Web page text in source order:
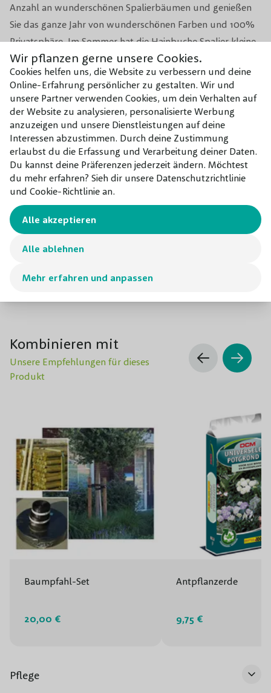
Wir pflanzen gerne unsere Cookies.
Cookies helfen uns, die Website zu verbessern und deine
Online-Erfahrung persönlicher zu gestalten. Wir und
unsere Partner verwenden Cookies, um dein Verhalten auf
der Website zu analysieren, personalisierte Werbung
anzuzeigen und unsere Dienstleistungen auf deine
Interessen abzustimmen. Durch deine Zustimmung
erlaubst du die Erfassung und Verarbeitung deiner Daten.
Du kannst deine Präferenzen jederzeit ändern. Möchtest
du mehr erfahren? Sieh dir unsere Datenschutzrichtlinie
und Cookie-Richtlinie an.
Mehr erfahren und anpassen
Alle ablehnen
Alle akzeptieren
Anzahl an wunderschönen Spalierbäumen und genießen
Sie das ganze Jahr von wunderschönen Farben und 100%
Privatsphäre. Im Sommer hat die Hainbuche Spalier kleine,
hellgrüne, faltige Blätter. Im Winter färbt sich das Blatt der
Hainbuche braun. Dieser Spalierbaum ist fast immergrün,
je älter der Baum umso besser behält er im Winter sein
Blatt. Wenn die neuen Blätter heranwachsen, werden die
alten Blätter des Spalierbaumes abfallen.
Die beliebteste und best-verkaufte Spalier-Hainbuche
unserer Baumschule hat eine Abmessung (Stammumfang)
von 10-12 Zentimeter und eine Stammhöhe von 180
Zentimeter. Wählen Sie sofort Ihr Exemplar aus und
genießen Sie den Anblick!
können natürlich auch in unserer Baumschule in der
Winterhärte Gut
Verwendung Große und kleine Gärten
Topf/Wurzelbal/kahler
Wurzel
Topf/Wurzelbal
Kombinieren mit
Unsere Empfehlungen für dieses
Produkt
Baumpfahl-Set
20,00 €
Antpflanzerde
9,75 €
Pflege